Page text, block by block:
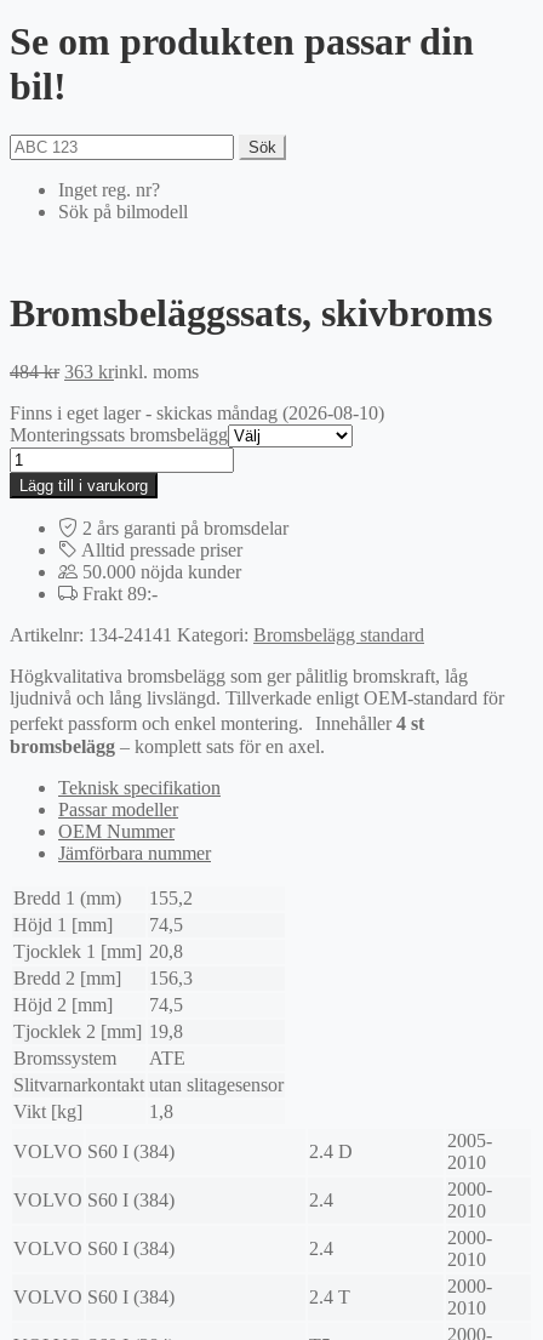
Se om produkten passar din
bil!
Sök
Inget reg. nr?
Sök på bilmodell
Bromsbeläggssats, skivbroms
484kr Det
priset
var:
363 krDet
priset
är:
inkl. moms
Finns i eget lager - skickas måndag (2026-08-10)
Monteringssats bromsbelägg
Bromsbeläggssats,
skivbroms
mängd
Lägg till i varukorg
2 års garanti på bromsdelar
Alltid pressade priser
50.000 nöjda kunder
Frakt 89:-
Artikelnr: 134-24141 Kategori: Bromsbelägg standard
Högkvalitativa bromsbelägg som ger pålitlig bromskraft, låg
ljudnivå och lång livslängd. Tillverkade enligt OEM-standard för
perfekt passform och enkel montering. Innehåller4 st
bromsbelägg – komplett sats för en axel.
Teknisk specifikation
Passar modeller
OEM Nummer
Jämförbara nummer
Bredd 1 (mm)
155,2
Höjd 1 [mm]
74,5
Tjocklek 1 [mm] 20,8
Bredd 2 [mm]
156,3
Höjd 2 [mm]
74,5
Tjocklek 2 [mm] 19,8
Bromssystem
ATE
Slitvarnarkontakt utan slitagesensor
Vikt [kg]
1,8
VOLVO S60 I (384) 2.4 D
2005-
2010
VOLVO S60 I (384) 2.4
2000-
2010
VOLVO S60 I (384) 2.4
2000-
2010
VOLVO S60 I (384) 2.4 T
2000-
2010
2000-